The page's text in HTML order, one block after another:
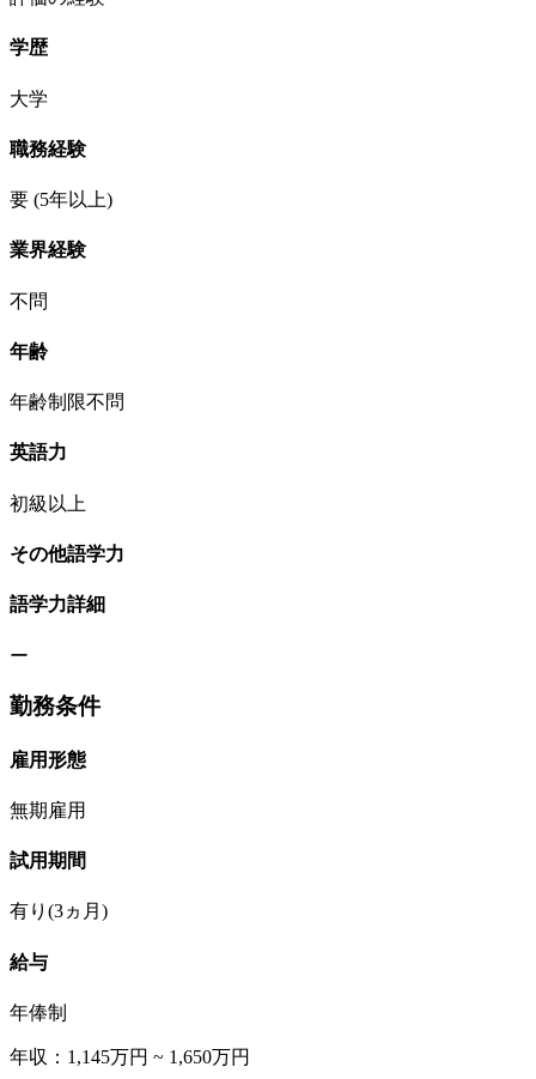
学歴
大学
職務経験
要 (5年以上)
業界経験
不問
年齢
年齢制限不問
英語力
初級以上
その他語学力
語学力詳細
ー
勤務条件
雇用形態
無期雇用
試用期間
有り(3ヵ月)
給与
年俸制
年収：1,145万円 ~ 1,650万円